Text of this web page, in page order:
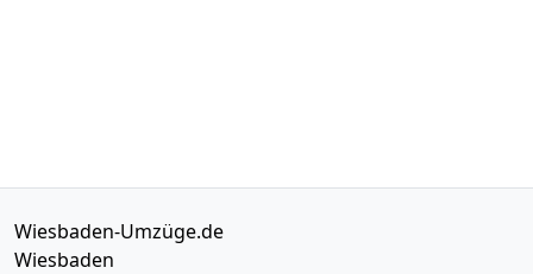
Wiesbaden-Umzüge.de
Wiesbaden